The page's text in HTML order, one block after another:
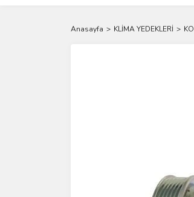
Anasayfa KLİMA YEDEKLERİ